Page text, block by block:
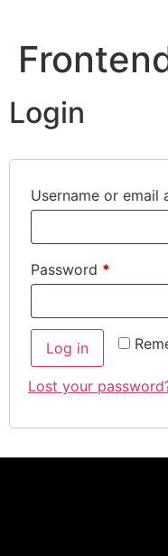
Login
Username or email
Password *
Log in
Lost your